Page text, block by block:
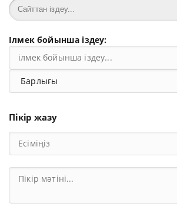
Ілмек бойынша іздеу:
Пікір жазу